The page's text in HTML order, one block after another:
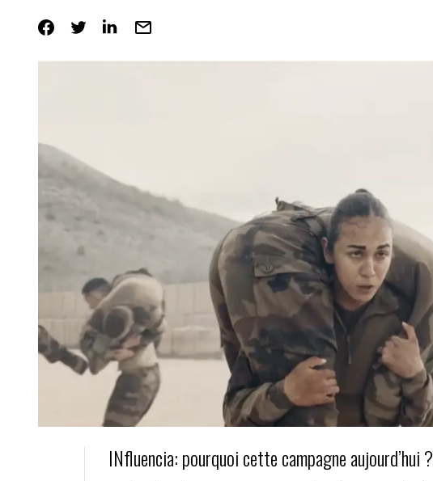
INfluencia: pourquoi cette campagne aujourd’hui ?